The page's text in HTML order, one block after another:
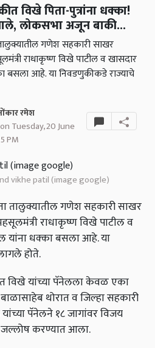
विखे पिता-पुत्रांना धक्का!
लोकसभा अजून बाकी...
गणेश सहकारी साखर
राधाकृष्ण विखे पाटील व खासदार
बसला आहे. या निवडणुकीकडे राज्याचे
रमेश
Tuesday, 20 June
PM
vikhe patil (image google)
तालुक्यातील गणेश सहकारी साखर
राधाकृष्ण विखे पाटील व
यांना धक्का बसला आहे. या
होते.
विखे यांच्या पॅनेलला केवळ एका
थोरात व जिल्हा सहकारी
पॅनेलने १८ जागांवर विजय
करण्यात आला.